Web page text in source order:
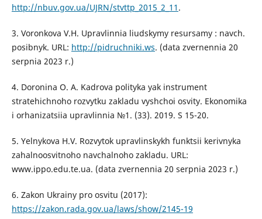
http://nbuv.gov.ua/UJRN/stvttp_2015_2_11 .
3. Voronkova V.H. Upravlinnia liudskymy resursamy : navch.
posibnyk. URL: http://pidruchniki.ws. (data zvernennia 20
serpnia 2023 r.)
4. Doronina O. A. Kadrova polityka yak instrument
stratehichnoho rozvytku zakladu vyshchoi osvity. Ekonomika
i orhanizatsiia upravlinnia №1. (33). 2019. S 15-20.
5. Yelnykova H.V. Rozvytok upravlinskykh funktsii kerivnyka
zahalnoosvitnoho navchalnoho zakladu. URL:
www.ippo.edu.te.ua. (data zvernennia 20 serpnia 2023 r.)
6. Zakon Ukrainy pro osvitu (2017):
https://zakon.rada.gov.ua/laws/show/2145-19